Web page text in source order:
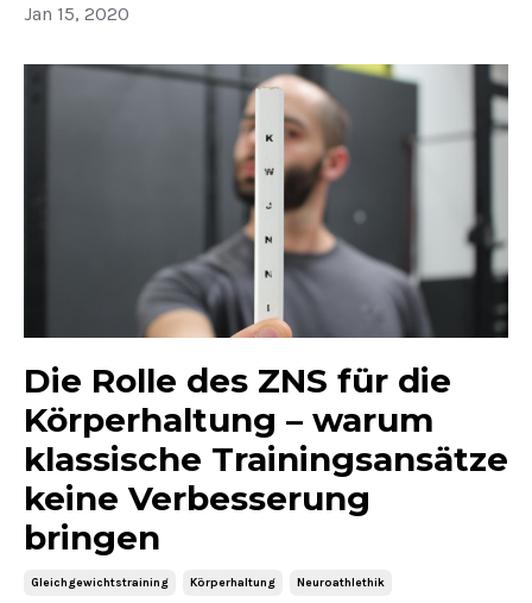
Jan 15, 2020
Die Rolle des ZNS für die
Körperhaltung – warum
klassische Trainingsansätze
keine Verbesserung
bringen
Gleichgewichtstraining Körperhaltung Neuroathlethik